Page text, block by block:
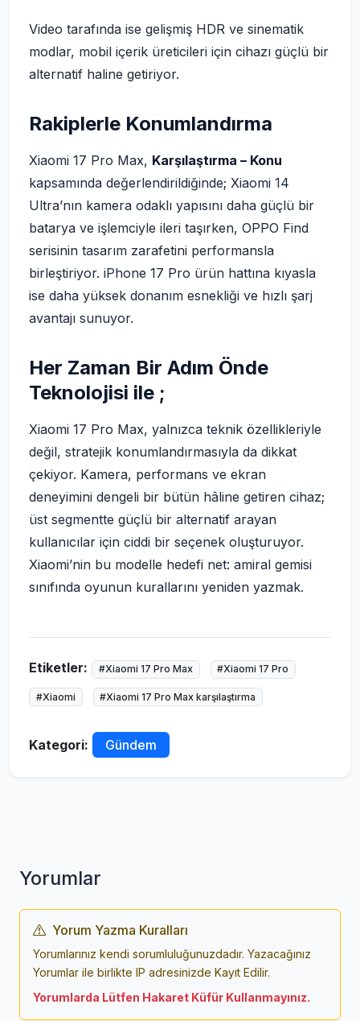
Video tarafında ise gelişmiş HDR ve sinematik
modlar, mobil içerik üreticileri için cihazı güçlü bir
alternatif haline getiriyor.
Rakiplerle Konumlandırma
Xiaomi 17 Pro Max, Karşılaştırma – Konu
kapsamında değerlendirildiğinde; Xiaomi 14
Ultra’nın kamera odaklı yapısını daha güçlü bir
batarya ve işlemciyle ileri taşırken, OPPO Find
serisinin tasarım zarafetini performansla
birleştiriyor. iPhone 17 Pro ürün hattına kıyasla
ise daha yüksek donanım esnekliği ve hızlı şarj
avantajı sunuyor.
Her Zaman Bir Adım Önde
Teknolojisi ile ;
Xiaomi 17 Pro Max, yalnızca teknik özellikleriyle
değil, stratejik konumlandırmasıyla da dikkat
çekiyor. Kamera, performans ve ekran
deneyimini dengeli bir bütün hâline getiren cihaz;
üst segmentte güçlü bir alternatif arayan
kullanıcılar için ciddi bir seçenek oluşturuyor.
Xiaomi’nin bu modelle hedefi net: amiral gemisi
sınıfında oyunun kurallarını yeniden yazmak.
Etiketler: #Xiaomi 17 Pro Max #Xiaomi 17 Pro
#Xiaomi #Xiaomi 17 Pro Max karşılaştırma
Kategori: Gündem
Yorumlar
Yorum Yazma Kuralları
Yorumlarınız kendi sorumluluğunuzdadır. Yazacağınız
Yorumlar ile birlikte IP adresinizde Kayıt Edilir.
Yorumlarda Lütfen Hakaret Küfür Kullanmayınız.